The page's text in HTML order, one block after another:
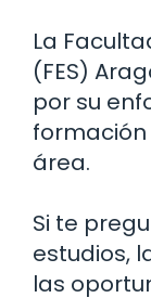
La
(FES)
por su
área.
Si te
estudios,
las